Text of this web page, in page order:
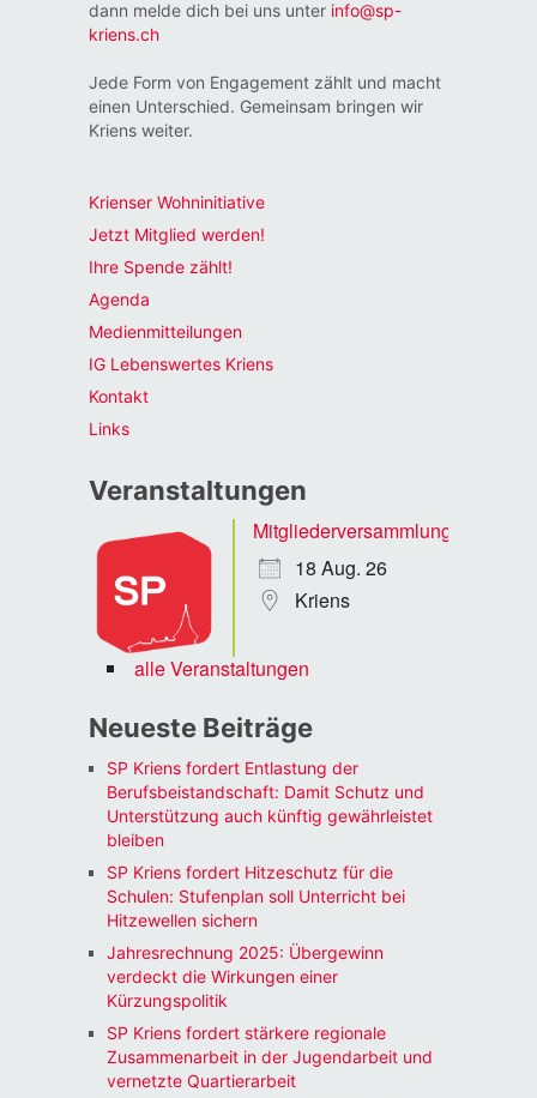
dann melde dich bei uns unter info@sp-
kriens.ch
Jede Form von Engagement zählt und macht
einen Unterschied. Gemeinsam bringen wir
Kriens weiter.
Krienser Wohninitiative
Jetzt Mitglied werden!
Ihre Spende zählt!
Agenda
Medienmitteilungen
IG Lebenswertes Kriens
Kontakt
Links
Veranstaltungen
Mitgliederversammlung
18 Aug. 26
Kriens
alle Veranstaltungen
Neueste Beiträge
SP Kriens fordert Entlastung der
Berufsbeistandschaft: Damit Schutz und
Unterstützung auch künftig gewährleistet
bleiben
SP Kriens fordert Hitzeschutz für die
Schulen: Stufenplan soll Unterricht bei
Hitzewellen sichern
Jahresrechnung 2025: Übergewinn
verdeckt die Wirkungen einer
Kürzungspolitik
SP Kriens fordert stärkere regionale
Zusammenarbeit in der Jugendarbeit und
vernetzte Quartierarbeit